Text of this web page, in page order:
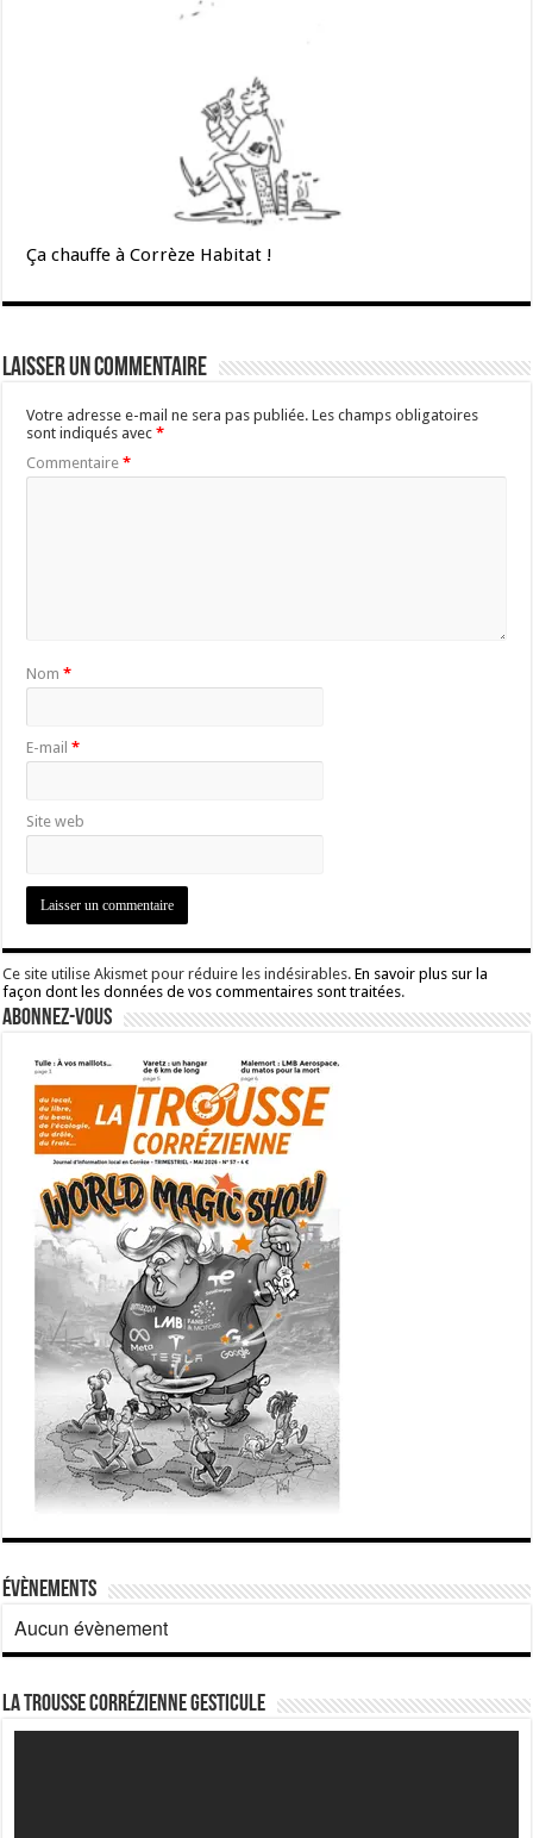
Ça chauffe à Corrèze Habitat !
Laisser un commentaire
Votre adresse e-mail ne sera pas publiée. Les champs obligatoires
sont indiqués avec*
Commentaire*
Nom*
E-mail*
Site web
Ce site utilise Akismet pour réduire les indésirables.En savoir plus sur la
façon dont les données de vos commentaires sont traitées.
Abonnez-vous
Évènements
Aucun évènement
La Trousse corrézienne gesticule